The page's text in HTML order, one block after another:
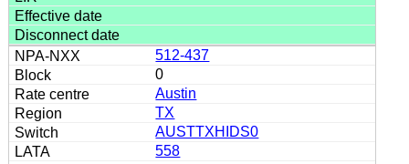
512-437
0
Austin
TX
AUSTTXHIDS0
558